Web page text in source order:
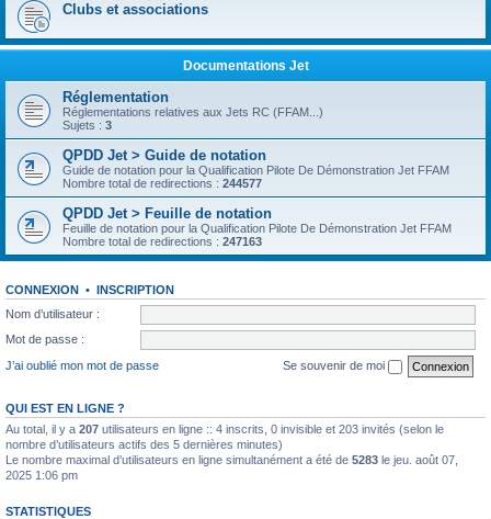
Clubs et associations
Documentations Jet
Réglementation
Réglementations relatives aux Jets RC (FFAM...)
Sujets : 3
QPDD Jet > Guide de notation
Guide de notation pour la Qualification Pilote De Démonstration Jet FFAM
Nombre total de redirections : 244577
QPDD Jet > Feuille de notation
Feuille de notation pour la Qualification Pilote De Démonstration Jet FFAM
Nombre total de redirections : 247163
CONNEXION • INSCRIPTION
Nom d’utilisateur :
Mot de passe :
J’ai oublié mon mot de passe
Se souvenir de moi
QUI EST EN LIGNE ?
Au total, il y a 207 utilisateurs en ligne :: 4 inscrits, 0 invisible et 203 invités (selon le
nombre d’utilisateurs actifs des 5 dernières minutes)
Le nombre maximal d’utilisateurs en ligne simultanément a été de 5283 le jeu. août 07,
2025 1:06 pm
STATISTIQUES